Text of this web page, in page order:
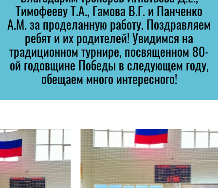
Тимофееву Т.А., Гамова В.Г. и Панченко
А.М. за проделанную работу. Поздравляем
ребят и их родителей! Увидимся на
традиционном турнире, посвященном 80-
ой годовщине Победы в следующем году,
обещаем много интересного!